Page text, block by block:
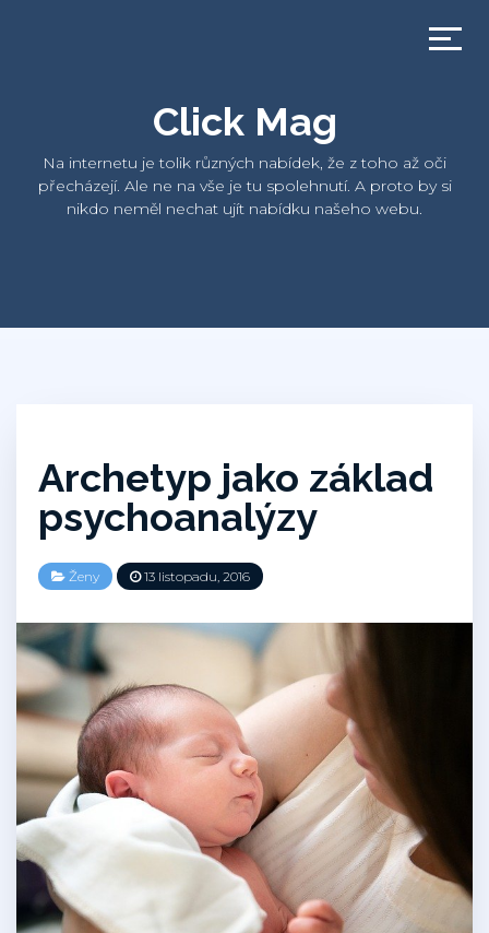
Click Mag
Na internetu je tolik různých nabídek, že z toho až oči
přecházejí. Ale ne na vše je tu spolehnutí. A proto by si
nikdo neměl nechat ujít nabídku našeho webu.
Archetyp jako základ
psychoanalýzy
Ženy 13 listopadu, 2016